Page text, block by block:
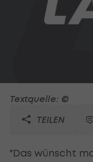
Textquelle: ©
TEILEN
"Das wünscht